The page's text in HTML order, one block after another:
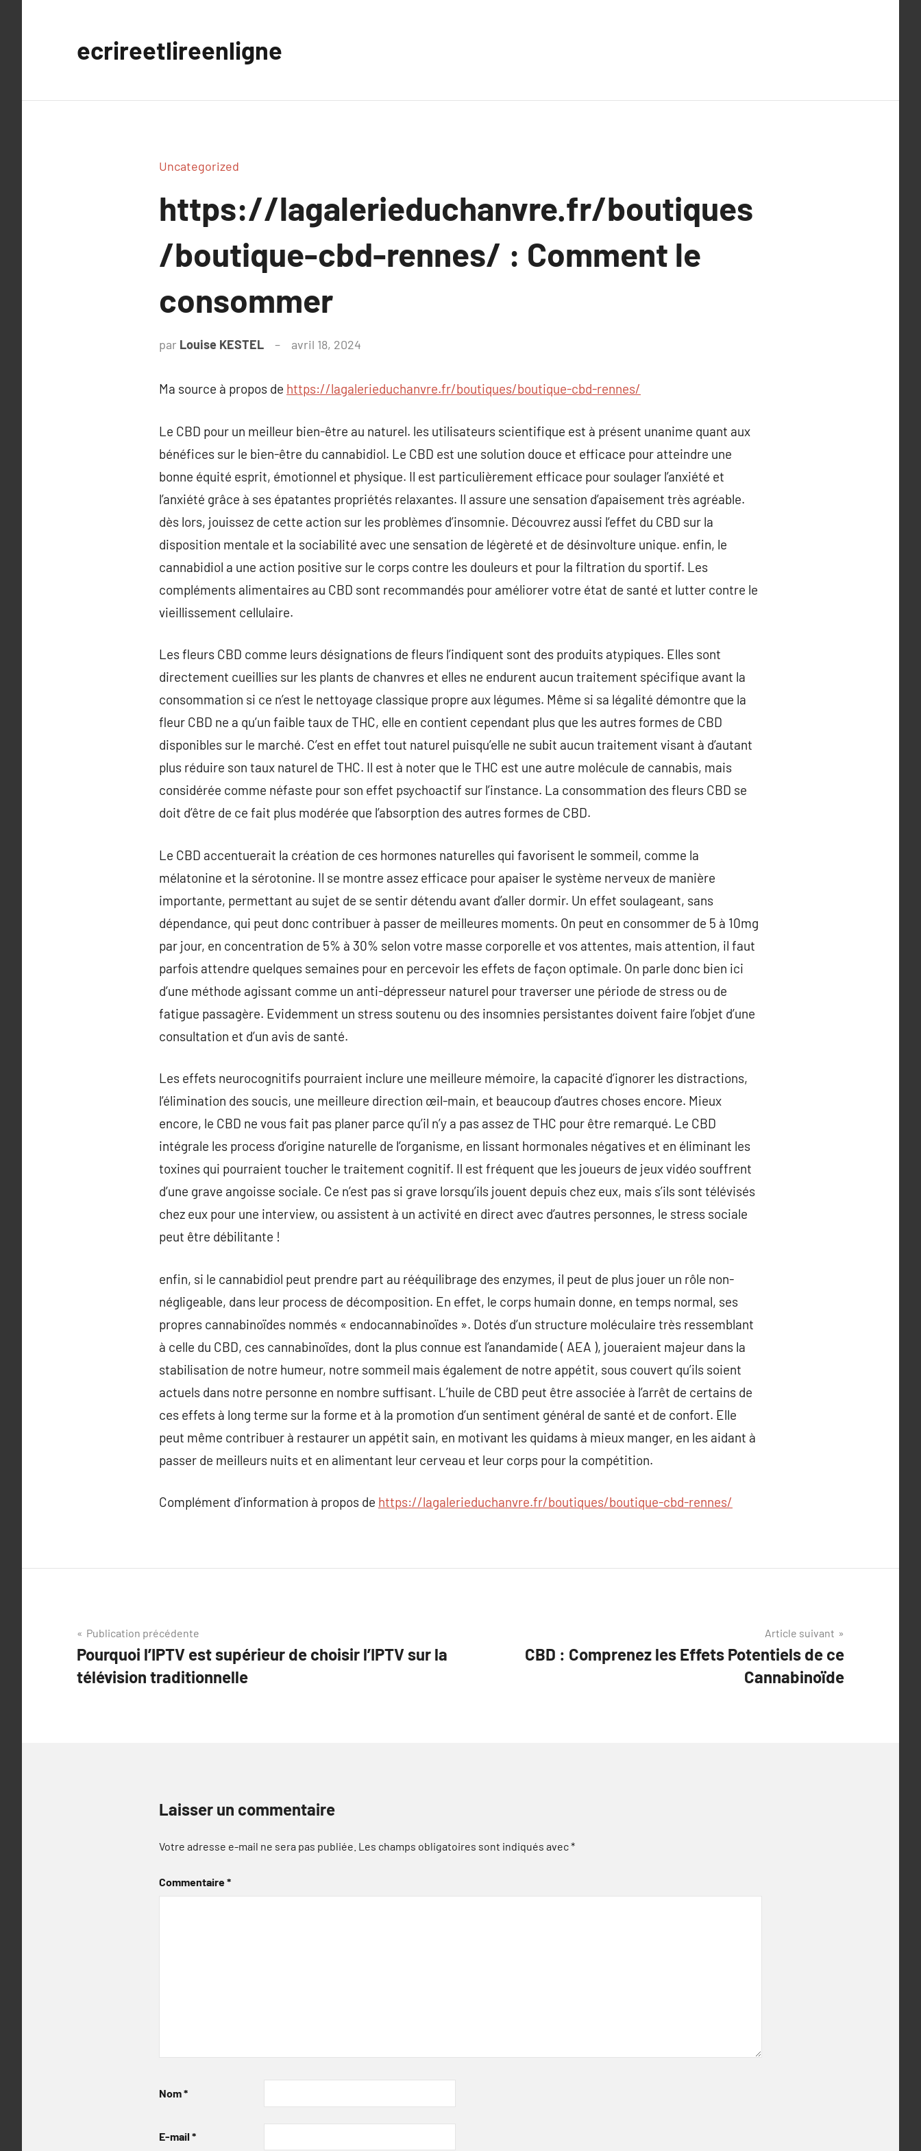
ecrireetlireenligne
Uncategorized
https://lagalerieduchanvre.fr/boutiques
/boutique-cbd-rennes/ : Comment le
consommer
par Louise KESTEL avril 18, 2024
Ma source à propos de https://lagalerieduchanvre.fr/boutiques/boutique-cbd-rennes/
Le CBD pour un meilleur bien-être au naturel. les utilisateurs scientifique est à présent unanime quant aux
bénéfices sur le bien-être du cannabidiol. Le CBD est une solution douce et efficace pour atteindre une
bonne équité esprit, émotionnel et physique. Il est particulièrement efficace pour soulager l’anxiété et
l’anxiété grâce à ses épatantes propriétés relaxantes. Il assure une sensation d’apaisement très agréable.
dès lors, jouissez de cette action sur les problèmes d’insomnie. Découvrez aussi l’effet du CBD sur la
disposition mentale et la sociabilité avec une sensation de légèreté et de désinvolture unique. enfin, le
cannabidiol a une action positive sur le corps contre les douleurs et pour la filtration du sportif. Les
compléments alimentaires au CBD sont recommandés pour améliorer votre état de santé et lutter contre le
vieillissement cellulaire.
Les fleurs CBD comme leurs désignations de fleurs l’indiquent sont des produits atypiques. Elles sont
directement cueillies sur les plants de chanvres et elles ne endurent aucun traitement spécifique avant la
consommation si ce n’est le nettoyage classique propre aux légumes. Même si sa légalité démontre que la
fleur CBD ne a qu’un faible taux de THC, elle en contient cependant plus que les autres formes de CBD
disponibles sur le marché. C’est en effet tout naturel puisqu’elle ne subit aucun traitement visant à d’autant
plus réduire son taux naturel de THC. Il est à noter que le THC est une autre molécule de cannabis, mais
considérée comme néfaste pour son effet psychoactif sur l’instance. La consommation des fleurs CBD se
doit d’être de ce fait plus modérée que l’absorption des autres formes de CBD.
Le CBD accentuerait la création de ces hormones naturelles qui favorisent le sommeil, comme la
mélatonine et la sérotonine. Il se montre assez efficace pour apaiser le système nerveux de manière
importante, permettant au sujet de se sentir détendu avant d’aller dormir. Un effet soulageant, sans
dépendance, qui peut donc contribuer à passer de meilleures moments. On peut en consommer de 5 à 10mg
par jour, en concentration de 5% à 30% selon votre masse corporelle et vos attentes, mais attention, il faut
parfois attendre quelques semaines pour en percevoir les effets de façon optimale. On parle donc bien ici
d’une méthode agissant comme un anti-dépresseur naturel pour traverser une période de stress ou de
fatigue passagère. Evidemment un stress soutenu ou des insomnies persistantes doivent faire l’objet d’une
consultation et d’un avis de santé.
Les effets neurocognitifs pourraient inclure une meilleure mémoire, la capacité d’ignorer les distractions,
l’élimination des soucis, une meilleure direction œil-main, et beaucoup d’autres choses encore. Mieux
encore, le CBD ne vous fait pas planer parce qu’il n’y a pas assez de THC pour être remarqué. Le CBD
intégrale les process d’origine naturelle de l’organisme, en lissant hormonales négatives et en éliminant les
toxines qui pourraient toucher le traitement cognitif. Il est fréquent que les joueurs de jeux vidéo souffrent
d’une grave angoisse sociale. Ce n’est pas si grave lorsqu’ils jouent depuis chez eux, mais s’ils sont télévisés
chez eux pour une interview, ou assistent à un activité en direct avec d’autres personnes, le stress sociale
peut être débilitante !
enfin, si le cannabidiol peut prendre part au rééquilibrage des enzymes, il peut de plus jouer un rôle non-
négligeable, dans leur process de décomposition. En effet, le corps humain donne, en temps normal, ses
propres cannabinoïdes nommés « endocannabinoïdes ». Dotés d’un structure moléculaire très ressemblant
à celle du CBD, ces cannabinoïdes, dont la plus connue est l’anandamide ( AEA ), joueraient majeur dans la
stabilisation de notre humeur, notre sommeil mais également de notre appétit, sous couvert qu’ils soient
actuels dans notre personne en nombre suffisant. L’huile de CBD peut être associée à l’arrêt de certains de
ces effets à long terme sur la forme et à la promotion d’un sentiment général de santé et de confort. Elle
peut même contribuer à restaurer un appétit sain, en motivant les quidams à mieux manger, en les aidant à
passer de meilleurs nuits et en alimentant leur cerveau et leur corps pour la compétition.
Complément d’information à propos de https://lagalerieduchanvre.fr/boutiques/boutique-cbd-rennes/
Navigation
de
l’article
Publication précédente
Pourquoi l’IPTV est supérieur de choisir l’IPTV sur la
télévision traditionnelle
Article suivant
CBD : Comprenez les Effets Potentiels de ce
Cannabinoïde
Laisser un commentaire
Votre adresse e-mail ne sera pas publiée. Les champs obligatoires sont indiqués avec*
Commentaire*
Nom*
E-mail *